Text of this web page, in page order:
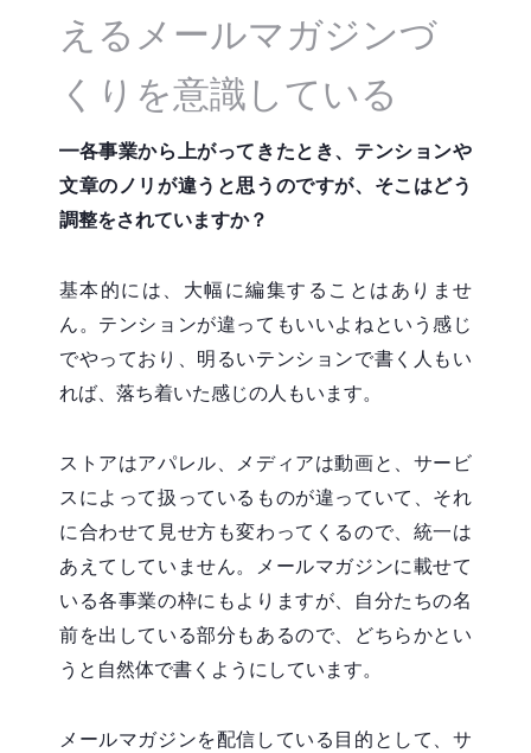
えるメールマガジンづ
くりを意識している
━各事業から上がってきたとき、テンションや
文章のノリが違うと思うのですが、そこはどう
調整をされていますか？
基本的には、大幅に編集することはありませ
ん。テンションが違ってもいいよねという感じ
でやっており、明るいテンションで書く人もい
れば、落ち着いた感じの人もいます。
ストアはアパレル、メディアは動画と、サービ
スによって扱っているものが違っていて、それ
に合わせて見せ方も変わってくるので、統一は
あえてしていません。メールマガジンに載せて
いる各事業の枠にもよりますが、自分たちの名
前を出している部分もあるので、どちらかとい
うと自然体で書くようにしています。
メールマガジンを配信している目的として、サ